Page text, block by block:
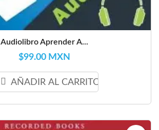
Audiolibro Aprender A...
$99.00 MXN
AÑADIR AL CARRITO